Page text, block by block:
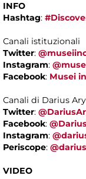
INFO
Hashtag:
Canali istituzionali
Twitter:
Instagram:
Facebook: Musei
Canali di Darius
Twitter:
Facebook:
Instagram:
Periscope:
VIDEO